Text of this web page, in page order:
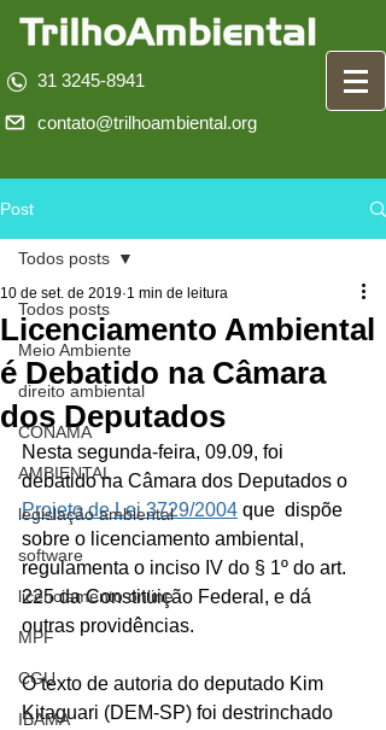
31 3245-8941
contato@trilhoambiental.org
Post
Todos posts
Meio Ambiente
direito ambiental
CONAMA
AMBIENTAL
legislação ambiental
software
licenciamento online
MPF
CGU
IBAMA
Todos posts
Licenciamento Ambiental
é Debatido na Câmara
dos Deputados
10 de set. de 2019 1 min de leitura
Nesta segunda-feira, 09.09, foi
debatido na Câmara dos Deputados o
Projeto de Lei 3729/2004 que  dispõe
sobre o licenciamento ambiental,
regulamenta o inciso IV do § 1º do art.
225 da Constituição Federal, e dá
outras providências.
O texto de autoria do deputado Kim
Kitaguari (DEM-SP) foi destrinchado